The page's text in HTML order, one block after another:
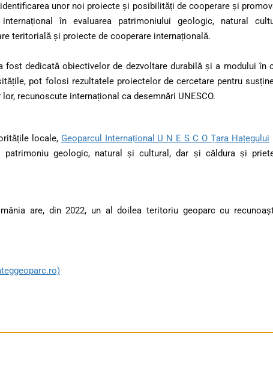
unor noi proiecte și posibilități de cooperare și
în evaluarea patrimoniului geologic, natural
teritorială și proiecte de cooperare internațională.
fost dedicată obiectivelor de dezvoltare durabilă și a modului în
pot folosi rezultatele proiectelor de cercetare pentru
recunoscute internațional ca desemnări UNESCO.
locale, Geoparcul Internațional U N E S C O Țara Hațegului
patrimoniu geologic, natural și cultural, dar și căldura și
are, din 2022, un al doilea teritoriu geoparc cu